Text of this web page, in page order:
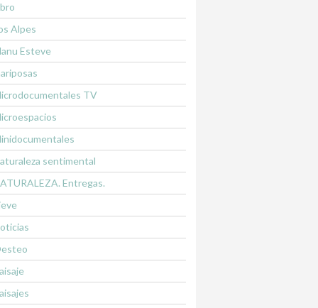
Alpes
Esteve
TV
sentimental
Entregas.